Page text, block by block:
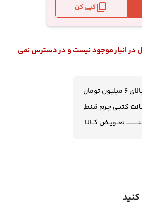
کپی کن
در انبار موجود نیست و در دسترس نمی
تومان
کتبـی چـرم مَـنطـِ
تعــویــض کــالـا
کنید